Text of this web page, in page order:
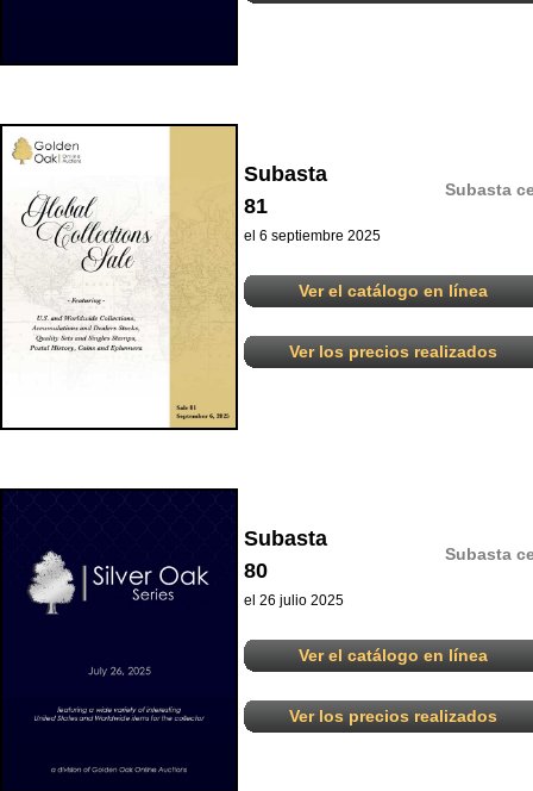
Subasta
81
Subasta
el 6 septiembre 2025
Ver el catálogo en línea
Ver los precios realizados
Subasta
80
Subasta
el 26 julio 2025
Ver el catálogo en línea
Ver los precios realizados